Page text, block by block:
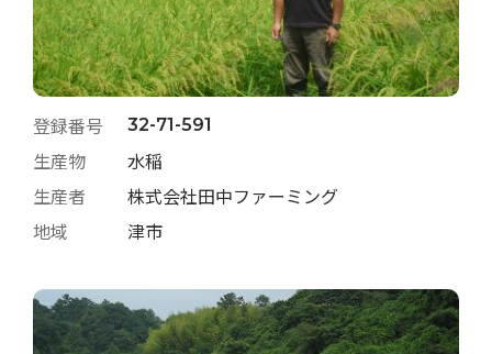
登録番号 32-71-591
生産物
水稲
生産者
株式会社田中ファーミング
地域
津市